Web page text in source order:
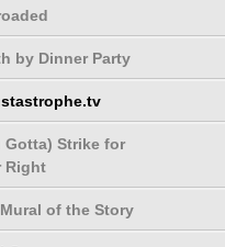
by Dinner Party
Gotta) Strike for
Right
of the Story